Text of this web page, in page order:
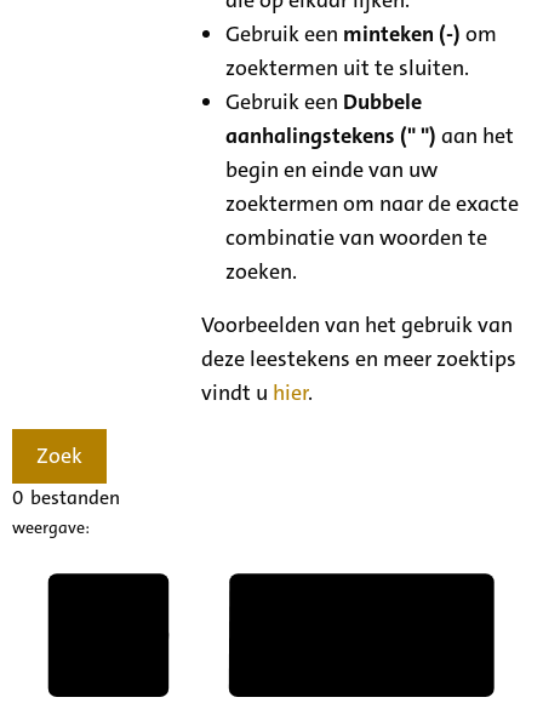
Gebruik een minteken (-) om
zoektermen uit te sluiten.
Gebruik een Dubbele
aanhalingstekens (" ") aan het
begin en einde van uw
zoektermen om naar de exacte
combinatie van woorden te
zoeken.
Voorbeelden van het gebruik van
deze leestekens en meer zoektips
vindt u hier.
Zoek
0 bestanden
weergave: